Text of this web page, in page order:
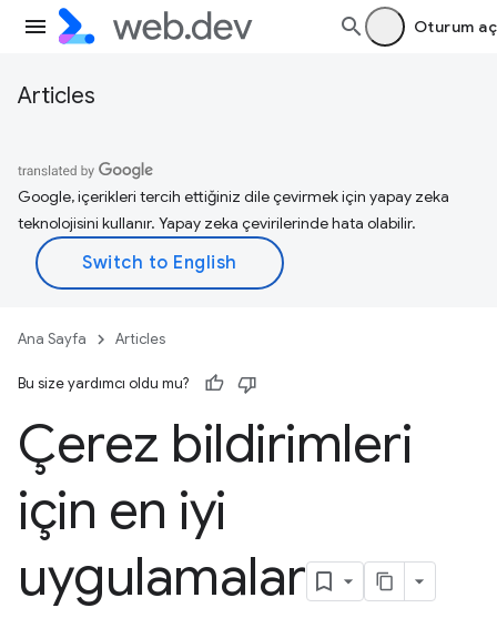
Oturum aç
Articles
Google, içerikleri tercih ettiğiniz dile çevirmek için yapay zeka
teknolojisini kullanır. Yapay zeka çevirilerinde hata olabilir.
Ana Sayfa Articles
Bu size yardımcı oldu mu?
Çerez bildirimleri
için en iyi
uygulamalar